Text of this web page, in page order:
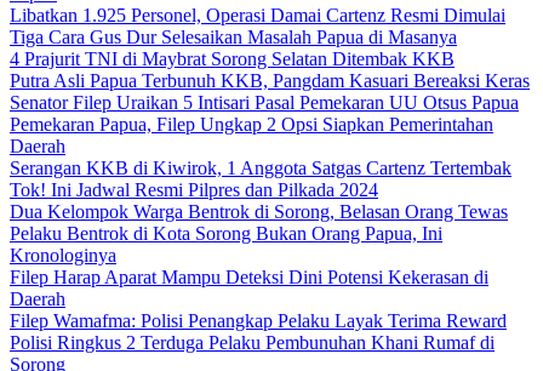
Libatkan 1.925 Personel, Operasi Damai Cartenz Resmi Dimulai
Tiga Cara Gus Dur Selesaikan Masalah Papua di Masanya
4 Prajurit TNI di Maybrat Sorong Selatan Ditembak KKB
Putra Asli Papua Terbunuh KKB, Pangdam Kasuari Bereaksi Keras
Senator Filep Uraikan 5 Intisari Pasal Pemekaran UU Otsus Papua
Pemekaran Papua, Filep Ungkap 2 Opsi Siapkan Pemerintahan
Daerah
Serangan KKB di Kiwirok, 1 Anggota Satgas Cartenz Tertembak
Tok! Ini Jadwal Resmi Pilpres dan Pilkada 2024
Dua Kelompok Warga Bentrok di Sorong, Belasan Orang Tewas
Pelaku Bentrok di Kota Sorong Bukan Orang Papua, Ini
Kronologinya
Filep Harap Aparat Mampu Deteksi Dini Potensi Kekerasan di
Daerah
Filep Wamafma: Polisi Penangkap Pelaku Layak Terima Reward
Polisi Ringkus 2 Terduga Pelaku Pembunuhan Khani Rumaf di
Sorong